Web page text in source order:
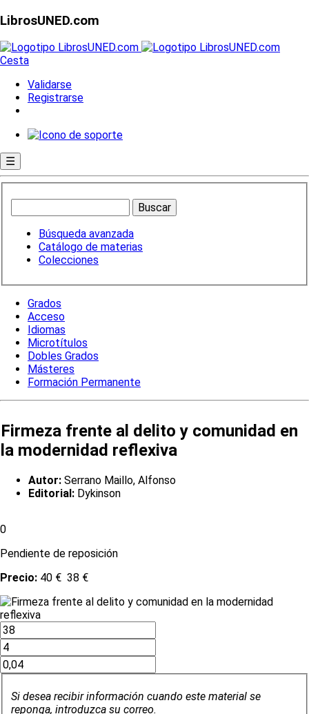
LibrosUNED.com
Cesta
Validarse
Registrarse
☰
Búsqueda avanzada
Catálogo de materias
Colecciones
Grados
Acceso
Idiomas
Microtítulos
Dobles Grados
Másteres
Formación Permanente
Firmeza frente al delito y comunidad en
la modernidad reflexiva
Autor: Serrano Maillo, Alfonso
Editorial: Dykinson
0
Pendiente de reposición
Precio: 40 € 38 €
Si desea recibir información cuando este material se
reponga, introduzca su correo.